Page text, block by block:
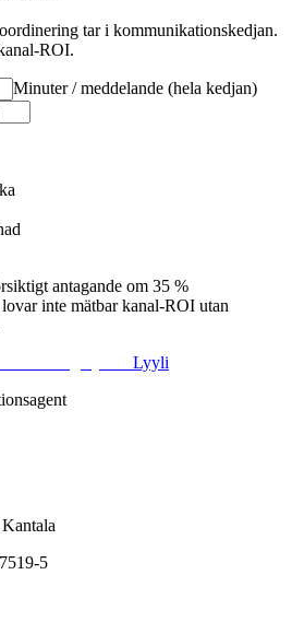
tar i kommunikationskedjan.
ROI.
Minuter / meddelande (hela kedjan)
antagande om 35 %
inte mätbar kanal-ROI utan
Lyyli
5